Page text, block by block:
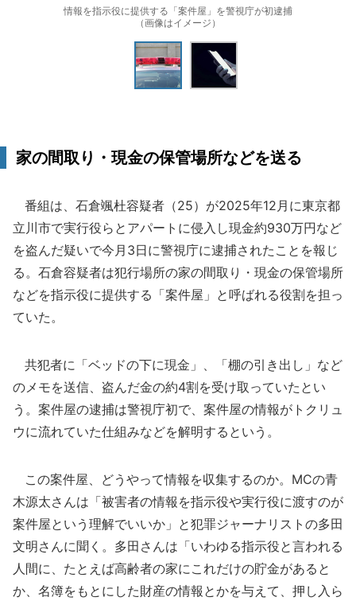
情報を指示役に提供する「案件屋」を警視庁が初逮捕
（画像はイメージ）
家の間取り・現金の保管場所などを送る
番組は、石倉颯杜容疑者（25）が2025年12月に東京都
立川市で実行役らとアパートに侵入し現金約930万円など
を盗んだ疑いで今月3日に警視庁に逮捕されたことを報じ
る。石倉容疑者は犯行場所の家の間取り・現金の保管場所
などを指示役に提供する「案件屋」と呼ばれる役割を担っ
ていた。
共犯者に「ベッドの下に現金」、「棚の引き出し」など
のメモを送信、盗んだ金の約4割を受け取っていたとい
う。案件屋の逮捕は警視庁初で、案件屋の情報がトクリュ
ウに流れていた仕組みなどを解明するという。
この案件屋、どうやって情報を収集するのか。MCの青
木源太さんは「被害者の情報を指示役や実行役に渡すのが
案件屋という理解でいいか」と犯罪ジャーナリストの多田
文明さんに聞く。多田さんは「いわゆる指示役と言われる
人間に、たとえば高齢者の家にこれだけの貯金があると
か、名簿をもとにした財産の情報とかを与えて、押し入ら